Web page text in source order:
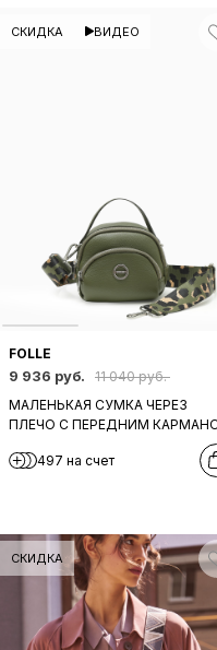
СКИДКА ВИДЕО
FOLLE
9 936 руб.
11 040 руб.
МАЛЕНЬКАЯ СУМКА ЧЕРЕЗ
ПЛЕЧО С ПЕРЕДНИМ
РЕМНЕМ ОТ FOLLE ИЗ
497 на счет
СКИДКА